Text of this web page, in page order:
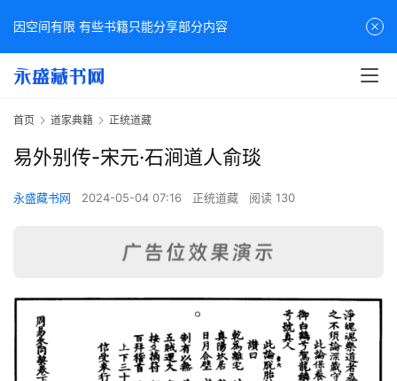
首页 道家典籍 正统道藏
易外别传-宋元·石涧道人俞琰
永盛藏书网 2024-05-04 07:16 正统道藏 阅读 130
因空间有限 有些书籍只能分享部分内容